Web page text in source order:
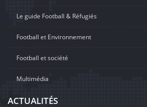
Le guide Football & Réfugiés
Football et Environnement
Football et société
Multimédia
ACTUALITÉS